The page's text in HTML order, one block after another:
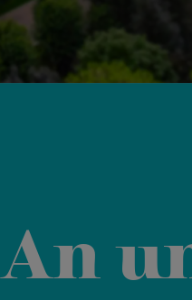
An